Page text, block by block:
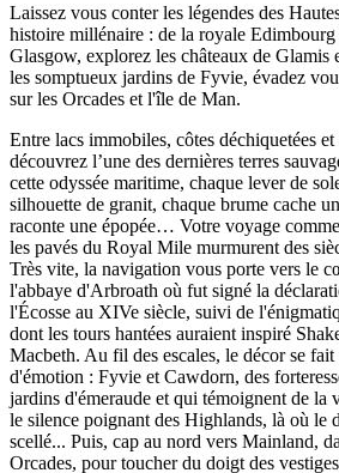
Laissez vous conter les légendes des
histoire millénaire : de la royale Edimbourg
Glasgow, explorez les châteaux de Glamis
les somptueux jardins de Fyvie, évadez
sur les Orcades et l'île de Man.
Entre lacs immobiles, côtes déchiquetées et
découvrez l’une des dernières terres
cette odyssée maritime, chaque lever de
silhouette de granit, chaque brume cache
raconte une épopée… Votre voyage
les pavés du Royal Mile murmurent des
Très vite, la navigation vous porte vers le
l'abbaye d'Arbroath où fut signé la
l'Écosse au XIVe siècle, suivi de
dont les tours hantées auraient inspiré
Macbeth. Au fil des escales, le décor se fait
d'émotion : Fyvie et Cawdorn, des
jardins d'émeraude et qui témoignent de la
le silence poignant des Highlands, là où le
scellé... Puis, cap au nord vers Mainland,
Orcades, pour toucher du doigt des